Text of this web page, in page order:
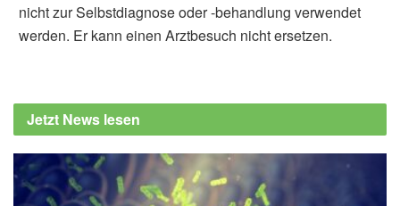
cholesterol affects your heart, (Abruf:
05.02.2020),
nicht zur Selbstdiagnose oder -behandlung verwendet
werden. Er kann einen Arztbesuch nicht ersetzen.
Jetzt News lesen